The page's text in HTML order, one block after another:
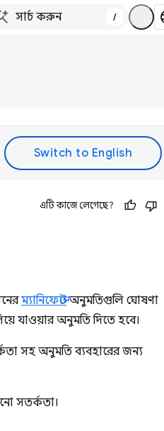
/
এটি কাজে লেগেছে?
ম্যানিফেস্টেঅনুমতিগুলি ঘোষণা
যাওয়ার অনুমতি দিতে হবে।
সহ অনুমতি ব্যবহারের জন্য
সতর্কতা।